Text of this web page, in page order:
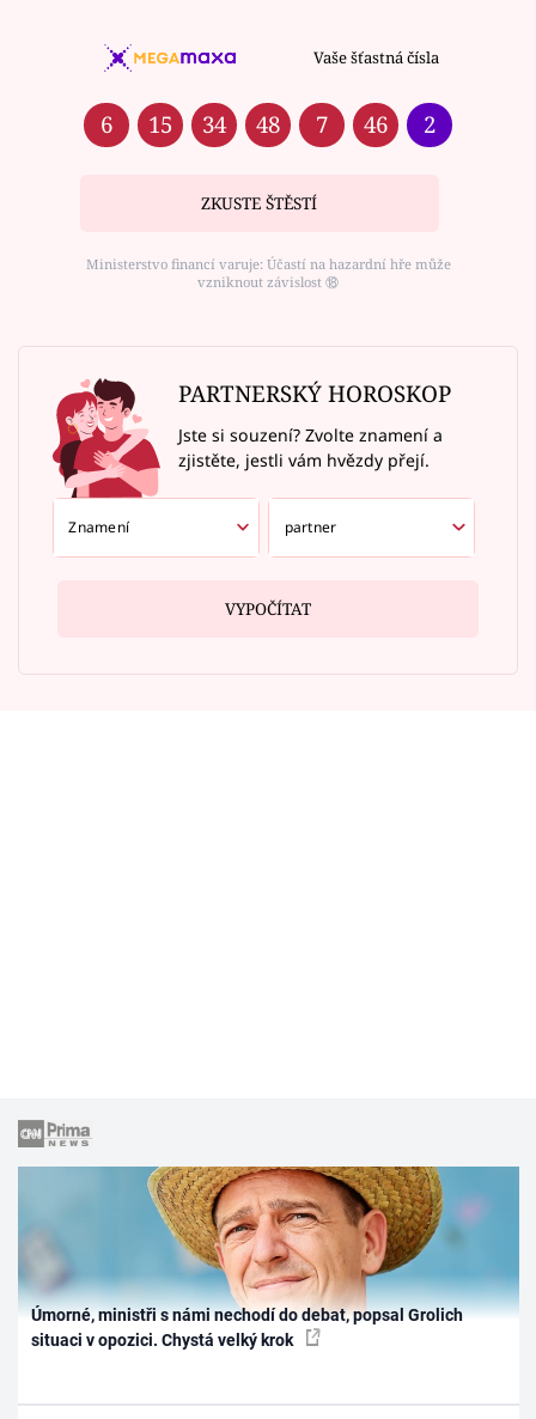
Vaše šťastná čísla
6 15 34 48 7 46 2
ZKUSTE ŠTĚSTÍ
Ministerstvo financí varuje: Účastí na hazardní hře může
vzniknout závislost ⑱
PARTNERSKÝ HOROSKOP
Jste si souzení? Zvolte znamení a
zjistěte, jestli vám hvězdy přejí.
VYPOČÍTAT
Úmorné, ministři s námi nechodí do debat, popsal Grolich
situaci v opozici. Chystá velký krok